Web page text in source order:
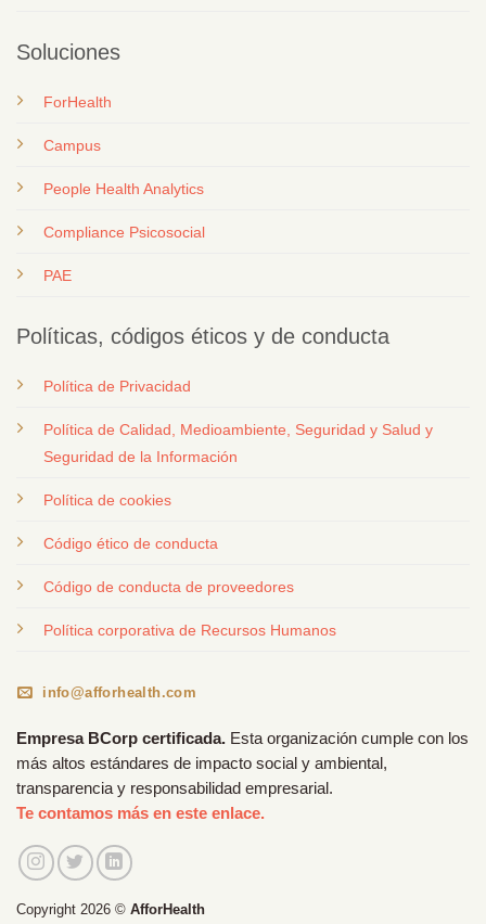
Soluciones
ForHealth
Campus
People Health Analytics
Compliance Psicosocial
PAE
Políticas, códigos éticos y de conducta
Política de Privacidad
Política de Calidad, Medioambiente, Seguridad y Salud y
Seguridad de la Información
Política de cookies
Código ético de conducta
Código de conducta de proveedores
Política corporativa de Recursos Humanos
info@afforhealth.com
Empresa BCorp certificada. Esta organización cumple con los
más altos estándares de impacto social y ambiental,
transparencia y responsabilidad empresarial.
Te contamos más en este enlace.
Copyright 2026 © AfforHealth